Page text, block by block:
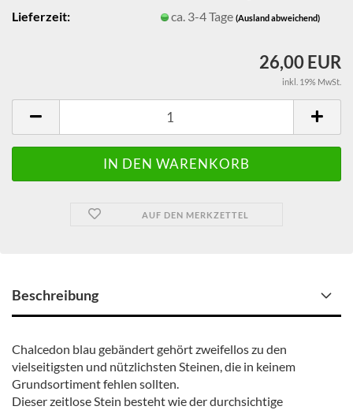
Lieferzeit:
ca. 3-4 Tage(Ausland abweichend)
26,00 EUR
inkl. 19% MwSt.
AUF DEN MERKZETTEL
Beschreibung
Chalcedon blau gebändert gehört zweifellos zu den
vielseitigsten und nützlichsten Steinen, die in keinem
Grundsortiment fehlen sollten.
Dieser zeitlose Stein besteht wie der durchsichtige